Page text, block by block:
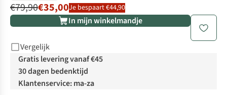
€79,90€35,00Je bespaart €44,90
In mijn winkelmandje
Vergelijk
Gratis levering vanaf €45
30 dagen bedenktijd
Klantenservice: ma-za